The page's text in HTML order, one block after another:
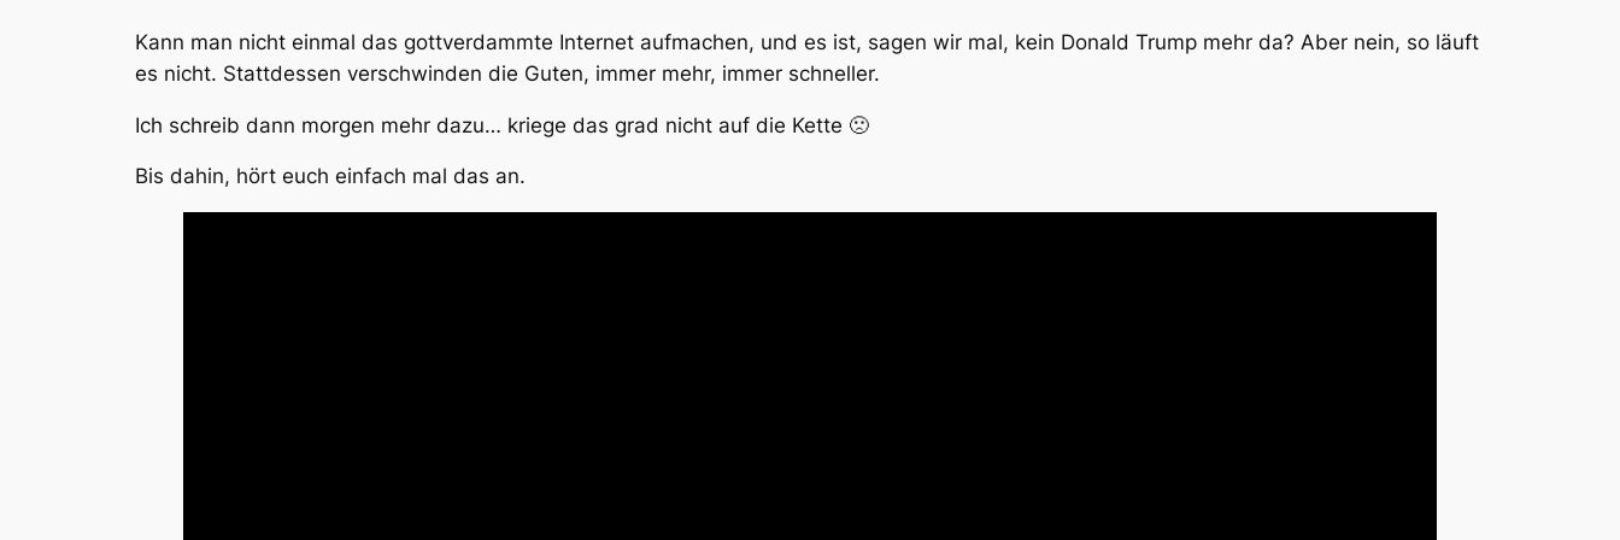
Kann man nicht einmal das gottverdammte Internet aufmachen, und es ist, sagen wir mal, kein Donald Trump mehr da? Aber nein, so läuft
es nicht. Stattdessen verschwinden die Guten, immer mehr, immer schneller.
Ich schreib dann morgen mehr dazu… kriege das grad nicht auf die Kette 🙁
Bis dahin, hört euch einfach mal das an.